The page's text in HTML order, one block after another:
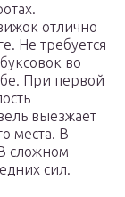
отлично
Не требуется
во
При первой
выезжает
места. В
сложном
сил.